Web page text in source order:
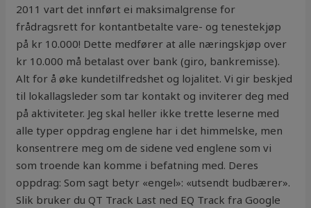
2011 vart det innført ei maksimalgrense for
frådragsrett for kontantbetalte vare- og tenestekjøp
på kr 10.000! Dette medfører at alle næringskjøp over
kr 10.000 må betalast over bank (giro, bankremisse).
Alt for å øke kundetilfredshet og lojalitet. Vi gir beskjed
til lokallagsleder som tar kontakt og inviterer deg med
på aktiviteter. Jeg skal heller ikke trette leserne med
alle typer oppdrag englene har i det himmelske, men
konsentrere meg om de sidene ved englene som vi
som troende kan komme i befatning med. Deres
oppdrag: Som sagt betyr «engel»: «utsendt budbærer».
Slik bruker du QT Track Last ned EQ Track fra Google